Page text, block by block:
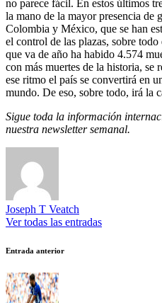
no parece fácil. En estos últimos
la mano de la mayor presencia de
Colombia y México, que se han
el control de las plazas, sobre
que va de año ha habido 4.574
con más muertes de la historia,
ese ritmo el país se convertirá en
mundo. De eso, sobre todo, irá la
Sigue toda la información
nuestra newsletter semanal.
Joseph T Veatch
Ver todas las entradas
Navegación
de
entradas
Entrada anterior